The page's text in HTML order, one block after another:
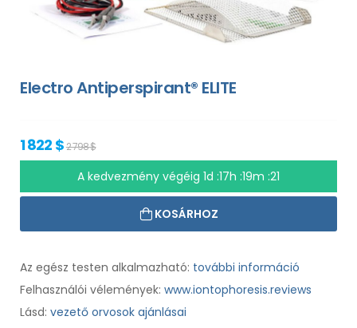
Electro Antiperspirant® ELITE
1 822 $2 798 $
A kedvezmény végéig 1d :17h :19m :20
KOSÁRHOZ
Az egész testen alkalmazható: további információ
Felhasználói vélemények: www.iontophoresis.reviews
Lásd: vezető orvosok ajánlásai